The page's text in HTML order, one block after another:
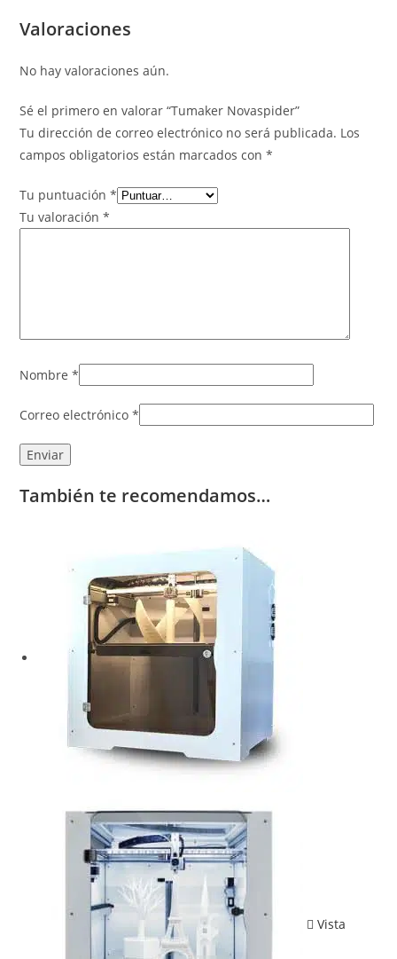
Valoraciones
No hay valoraciones aún.
Sé el primero en valorar “Tumaker Novaspider”
Tu dirección de correo electrónico no será publicada. Los
campos obligatorios están marcados con*
Tu puntuación*
Tu valoración*
Nombre*
Correo electrónico*
También te recomendamos…
Vista